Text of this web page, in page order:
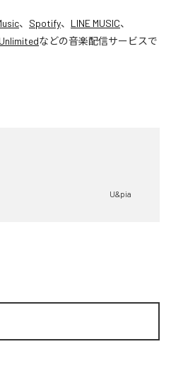
、 Spotify、 LINE MUSIC、
などの音楽配信サービスで
U&pia